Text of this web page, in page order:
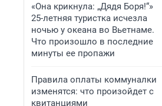
«Она крикнула: „Дядя Боря!“»
25-летняя туристка исчезла
ночью у океана во Вьетнаме.
Что произошло в последние
минуты ее пропажи
Правила оплаты коммуналки
изменятся: что произойдет с
квитанциями